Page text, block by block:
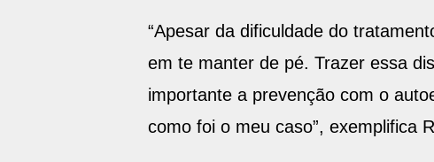
“Apesar da dificuldade do
em te manter de pé. Trazer essa
importante a prevenção com o
como foi o meu caso”, exemplifica